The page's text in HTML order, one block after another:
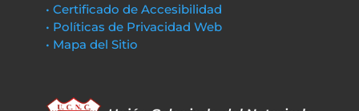
• Certificado de Accesibilidad
• Políticas de Privacidad Web
• Mapa del Sitio